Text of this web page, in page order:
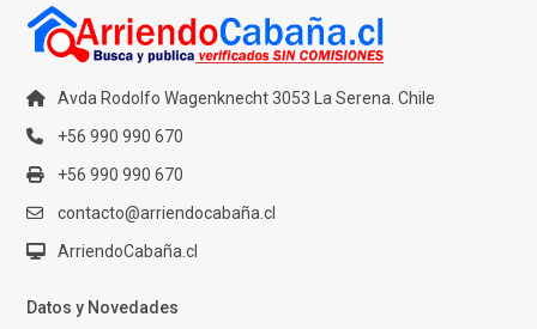
Avda Rodolfo Wagenknecht 3053 La Serena. Chile
+56 990 990 670
+56 990 990 670
contacto@arriendocabaña.cl
ArriendoCabaña.cl
Datos y Novedades